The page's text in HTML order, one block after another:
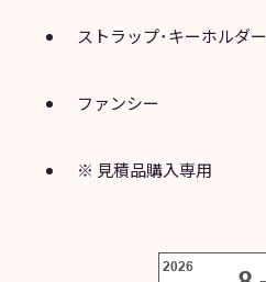
ストラップ･キーホルダー
ファンシー
※ 見積品購入専用